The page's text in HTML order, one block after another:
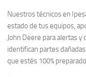
Nuestros técnicos en
estado de tus equipos,
John Deere para alertas y
identifican partes
que estés 100%